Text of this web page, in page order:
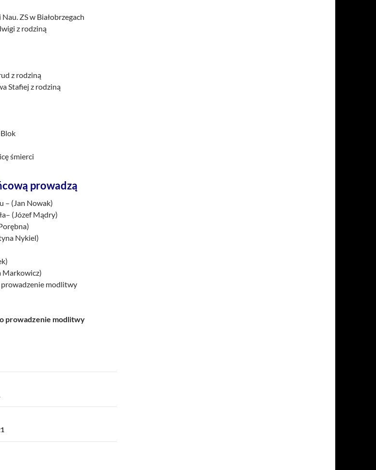
ZS w Białobrzegach
z rodziną
z rodziną
Stafiej z rodziną
śmierci
prowadzą
– (Jan Nowak)
(Józef Mądry)
Nykiel)
Markowicz)
prowadzenie modlitwy
prowadzenie modlitwy